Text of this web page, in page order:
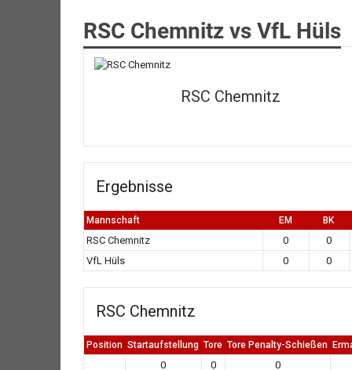
RSC Chemnitz vs VfL Hüls
RSC Chemnitz
Ergebnisse
Mannschaft EM BK
RSC Chemnitz 0 0
VfL Hüls
0 0
RSC Chemnitz
Position Startaufstellung Tore Tore Penalty-Schießen
0 0 0